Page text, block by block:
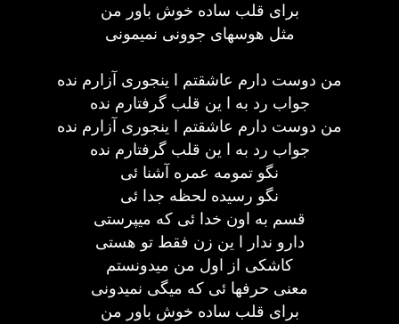
برای قلب ساده خوش باور من
مثل هوسهای جوونی نمیمونی
من دوست دارم عاشقتم ا ینجوری آزارم نده
جواب رد به ا ین قلب گرفتارم نده
من دوست دارم عاشقتم ا ینجوری آزارم نده
جواب رد به ا ین قلب گرفتارم نده
نگو تمومه عمره آشنا ئی
نگو رسیده لحظه جدا ئی
قسم به اون خدا ئی که میپرستی
دارو ندار ا ین زن فقط تو هستی
کاشکی از اول من میدونستم
معنی حرفها ئی که میگی نمیدونی
برای قلب ساده خوش باور من